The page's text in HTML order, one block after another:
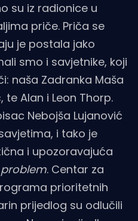
su iz radionice u
priče. Priča se
je postala jako
smo i savjetnike, koji
naša Zadranka Maša
te Alan i Leon Thorp.
Nebojša Lujanović
i tako je
i upozoravajuća
. Centar za
prioritetnih
prijedlog su odlučili